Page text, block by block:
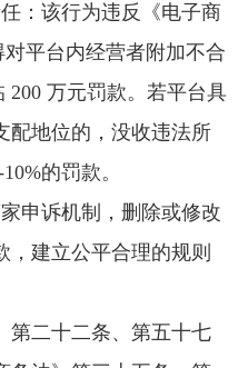
：该行为违反《电子商
平台内经营者附加不合
200 万元罚款。若平台具
配地位的，没收违法所
的罚款。
申诉机制，删除或修改
，建立公平合理的规则
第二十二条、第五十七